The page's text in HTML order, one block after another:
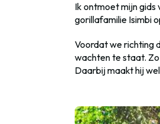
Ik ontmoet mijn gids
gorillafamilie Isimbi
Voordat we richting
wachten te staat.
Daarbij maakt hij